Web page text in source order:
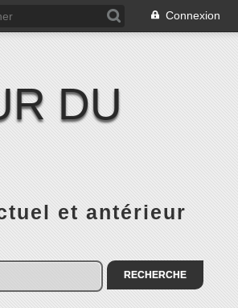
Connexion
DU
et antérieur